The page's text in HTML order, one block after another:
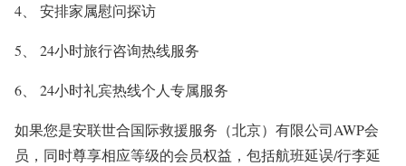
4、 安排家属慰问探访
5、 24小时旅行咨询热线服务
6、 24小时礼宾热线个人专属服务
如果您是安联世合国际救援服务（北京）有限公司AWP会
员，同时尊享相应等级的会员权益，包括航班延误/行李延